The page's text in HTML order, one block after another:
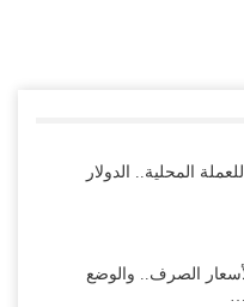
المحلية.. الدولار
الصرف.. والوضع